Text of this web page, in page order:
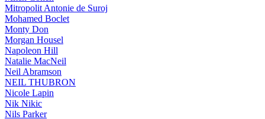
Mitropolit Antonie de Suroj
Mohamed Boclet
Monty Don
Morgan Housel
Napoleon Hill
Natalie MacNeil
Neil Abramson
NEIL THUBRON
Nicole Lapin
Nik Nikic
Nils Parker